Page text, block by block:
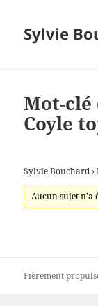
Sylvie
Mot-clé
Coyle
Sylvie Bouchard ›
Aucun sujet n’a
Fièrement